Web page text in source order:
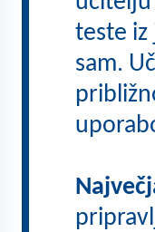
teste iz
sam.